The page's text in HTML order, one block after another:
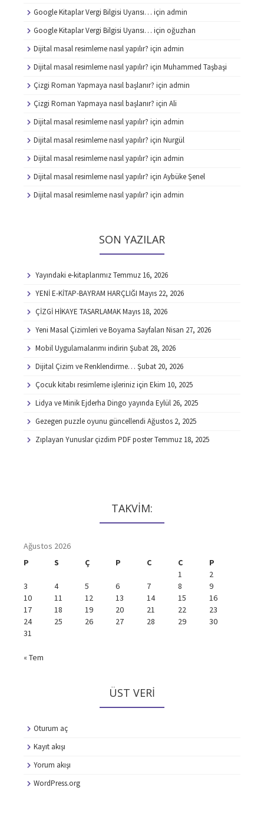
Google Kitaplar Vergi Bilgisi Uyarısı… için admin
Google Kitaplar Vergi Bilgisi Uyarısı… için oğuzhan
Dijital masal resimleme nasıl yapılır? için admin
Dijital masal resimleme nasıl yapılır? için Muhammed Taşbaşi
Çizgi Roman Yapmaya nasıl başlanır? için admin
Çizgi Roman Yapmaya nasıl başlanır? için Ali
Dijital masal resimleme nasıl yapılır? için admin
Dijital masal resimleme nasıl yapılır? için Nurgül
Dijital masal resimleme nasıl yapılır? için admin
Dijital masal resimleme nasıl yapılır? için Aybüke Şenel
Dijital masal resimleme nasıl yapılır? için admin
SON YAZILAR
Yayındaki e-kitaplarımızTemmuz 16, 2026
YENİ E-KİTAP-BAYRAM HARÇLIĞI Mayıs 22, 2026
ÇİZGİ HİKAYE TASARLAMAKMayıs 18, 2026
Yeni Masal Çizimleri ve Boyama Sayfaları Nisan 27, 2026
Mobil Uygulamalarımı indirin Şubat 28, 2026
Dijital Çizim ve Renklendirme… Şubat 20, 2026
Çocuk kitabı resimleme işleriniz için Ekim 10, 2025
Lidya ve Minik Ejderha Dingo yayında Eylül 26, 2025
Gezegen puzzle oyunu güncellendi Ağustos 2, 2025
Zıplayan Yunuslar çizdim PDF posterTemmuz 18, 2025
TAKVİM:
Ağustos 2026
P
S Ç P C C
P
1
2
3
4 5 6 7 8
9
10
11 12 13 14 15
16
17
18 19 20 21 22
23
24
25 26 27 28 29
30
31
« Tem
ÜST VERI
Oturum aç
Kayıt akışı
Yorum akışı
WordPress.org